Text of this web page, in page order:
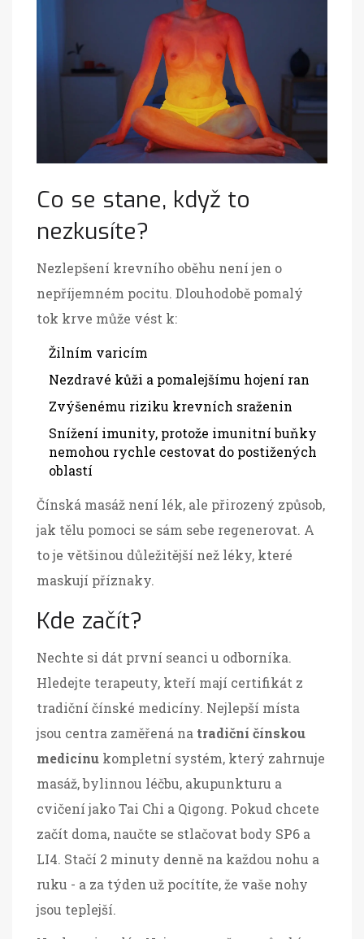
Co se stane, když to
nezkusíte?
Nezlepšení krevního oběhu není jen o
nepříjemném pocitu. Dlouhodobě pomalý
tok krve může vést k:
Žilním varicím
Nezdravé kůži a pomalejšímu hojení ran
Zvýšenému riziku krevních sraženin
Snížení imunity, protože imunitní buňky
nemohou rychle cestovat do postižených
oblastí
Čínská masáž není lék, ale přirozený způsob,
jak tělu pomoci se sám sebe regenerovat. A
to je většinou důležitější než léky, které
maskují příznaky.
Kde začít?
Nechte si dát první seanci u odborníka.
Hledejte terapeuty, kteří mají certifikát z
tradiční čínské medicíny. Nejlepší místa
jsou centra zaměřená na tradiční čínskou
medicínu kompletní systém, který zahrnuje
masáž, bylinnou léčbu, akupunkturu a
cvičení jako Tai Chi a Qigong. Pokud chcete
začít doma, naučte se stlačovat body SP6 a
LI4. Stačí 2 minuty denně na každou nohu a
ruku - a za týden už pocítíte, že vaše nohy
jsou teplejší.